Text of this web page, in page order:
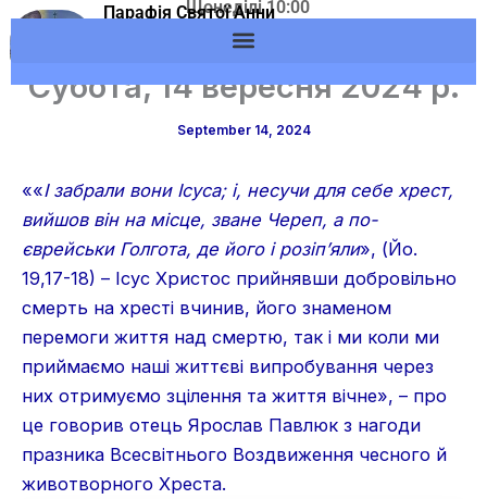
Skip
to
Парафія Святої Анни
м.Вишневе УГКЦ
Щонеділі 10:00
Адреса: м.Вишневе,
вул. Європейська, 53
Субота, 14 вересня 2024 р.
September 14, 2024
««І забрали вони Ісуса; і, несучи для себе хрест,
вийшов він на місце, зване Череп, а по-
єврейськи Голгота, де його і розіп’яли», (Йо.
19,17-18) – Ісус Христос прийнявши добровільно
смерть на хресті вчинив, його знаменом
перемоги життя над смертю, так і ми коли ми
приймаємо наші життєві випробування через
них отримуємо зцілення та життя вічне», – про
це говорив отець Ярослав Павлюк з нагоди
празника Всесвітнього Воздвиження чесного й
животворного Хреста.